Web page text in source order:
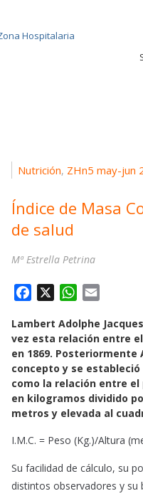
Nutrición, ZHn5 may-jun
Índice de Masa
de salud
Mª Estrella Petrina
c
e
b
o
o
k
W
a
t
s
A
p
p
a
l
Lambert Adolphe
vez esta relación entre
en 1869. Posteriormente
concepto y se
como la relación entre el
en kilogramos dividido
metros y elevada al
I.M.C. = Peso (Kg.)/Altura
Su facilidad de cálculo, su
distintos observadores y su